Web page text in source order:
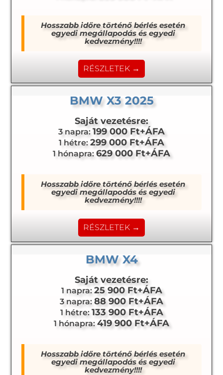
Hosszabb időre történő bérlés esetén
egyedi megállapodás és egyedi
kedvezmény!!!!
RÉSZLETEK →
BMW X3 2025
Saját vezetésre:
3 napra: 199 000 Ft+ÁFA
1 hétre: 299 000 Ft+ÁFA
1 hónapra: 629 000 Ft+ÁFA
Hosszabb időre történő bérlés esetén
egyedi megállapodás és egyedi
kedvezmény!!!!
RÉSZLETEK →
BMW X4
Saját vezetésre:
1 napra: 25 900 Ft+ÁFA
3 napra: 88 900 Ft+ÁFA
1 hétre: 133 900 Ft+ÁFA
1 hónapra: 419 900 Ft+ÁFA
Hosszabb időre történő bérlés esetén
egyedi megállapodás és egyedi
kedvezmény!!!!